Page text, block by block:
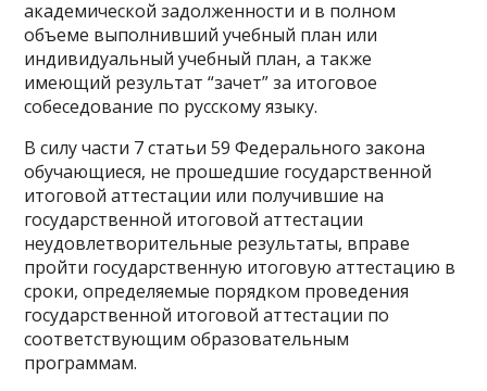
академической задолженности и в полном
объеме выполнивший учебный план или
индивидуальный учебный план, а также
имеющий результат “зачет” за итоговое
собеседование по русскому языку.
В силу части 7 статьи 59 Федерального закона
обучающиеся, не прошедшие государственной
итоговой аттестации или получившие на
государственной итоговой аттестации
неудовлетворительные результаты, вправе
пройти государственную итоговую аттестацию в
сроки, определяемые порядком проведения
государственной итоговой аттестации по
соответствующим образовательным
программам.